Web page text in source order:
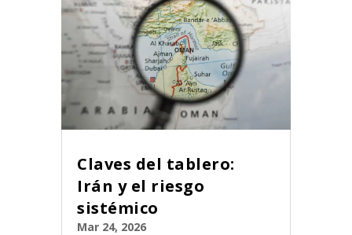
Claves del tablero:
Irán y el riesgo
sistémico
Mar 24, 2026